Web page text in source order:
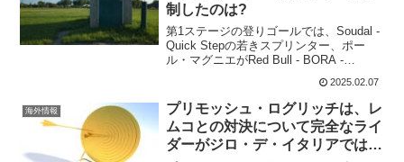
制したのは?
第1ステージの登りゴールでは、Soudal -
Quick Stepの若きスプリンター、ポー
ル・マグニエがRed Bull - BORA -
hansgroheのヨルディ・メイウスを破って
勝利。第2ステージからリーダージャージ
を着用してスタ...
2025.02.07
海外情報
プリモッシュ・ログリッチは、レ
ムコとの対決について完全なライ
ダーがジロ・デ・イタリアでは勝